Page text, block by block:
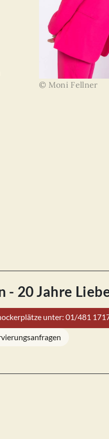
© Moni Fellner
- 20 Jahre
unter: 01/481